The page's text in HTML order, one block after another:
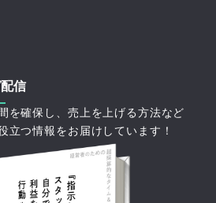
信
を確保し、売上を上げる方法など
立つ情報をお届けしています！